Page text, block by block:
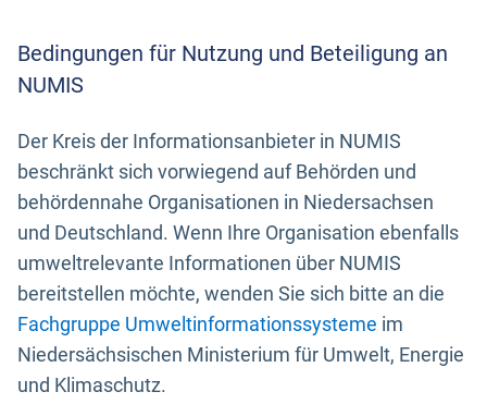
Bedingungen für Nutzung und Beteiligung an
NUMIS
Der Kreis der Informationsanbieter in NUMIS
beschränkt sich vorwiegend auf Behörden und
behördennahe Organisationen in Niedersachsen
und Deutschland. Wenn Ihre Organisation ebenfalls
umweltrelevante Informationen über NUMIS
bereitstellen möchte, wenden Sie sich bitte an die
Fachgruppe Umweltinformationssysteme im
Niedersächsischen Ministerium für Umwelt, Energie
und Klimaschutz.